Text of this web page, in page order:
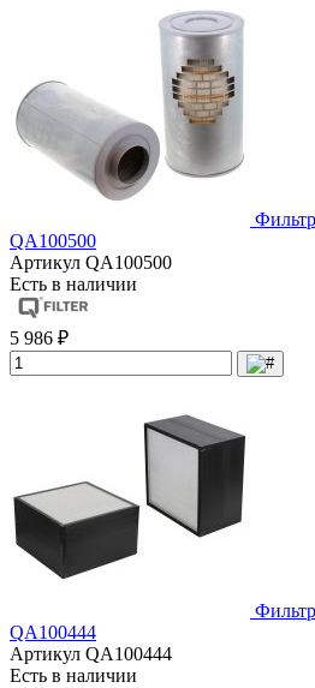
QA100500
Артикул QA100500
Есть в наличии
5 986 ₽
QA100444
Артикул QA100444
Есть в наличии